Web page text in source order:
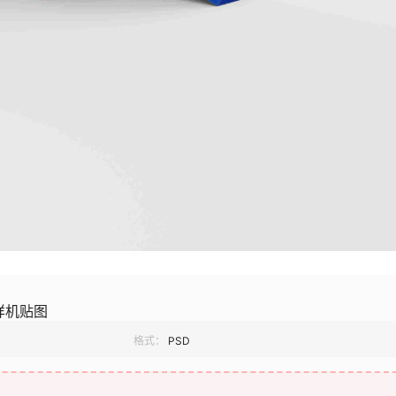
机贴图
格式： PSD